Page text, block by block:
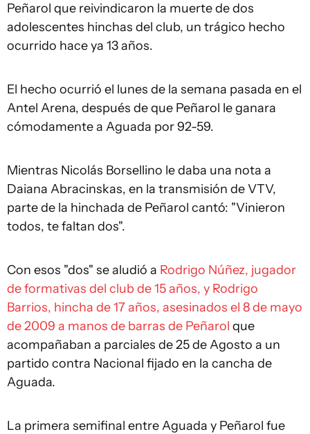
Peñarol que reivindicaron la muerte de dos
adolescentes hinchas del club, un trágico hecho
ocurrido hace ya 13 años.
El hecho ocurrió el lunes de la semana pasada en el
Antel Arena, después de que Peñarol le ganara
cómodamente a Aguada por 92-59.
Mientras Nicolás Borsellino le daba una nota a
Daiana Abracinskas, en la transmisión de VTV,
parte de la hinchada de Peñarol cantó: "Vinieron
todos, te faltan dos".
Con esos "dos" se aludió a Rodrigo Núñez, jugador
de formativas del club de 15 años, y Rodrigo
Barrios, hincha de 17 años, asesinados el 8 de mayo
de 2009 a manos de barras de Peñarol que
acompañaban a parciales de 25 de Agosto a un
partido contra Nacional fijado en la cancha de
Aguada.
La primera semifinal entre Aguada y Peñarol fue